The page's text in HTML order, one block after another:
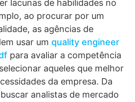
lacunas de habilidades no
ao procurar por um
as agências de
usar um quality engineer
para avaliar a competência
aqueles que melhor
da empresa. Da
analistas de mercado